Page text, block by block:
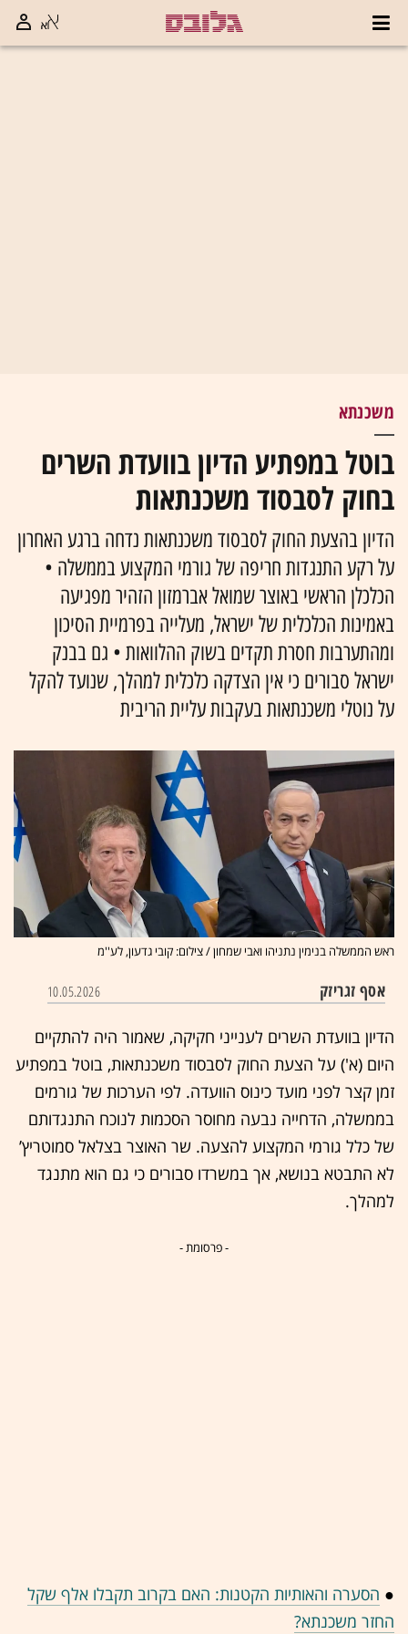
משכנתא
בוטל במפתיע הדיון בוועדת השרים
בחוק לסבסוד משכנתאות
הדיון בהצעת החוק לסבסוד משכנתאות נדחה ברגע האחרון
על רקע התנגדות חריפה של גורמי המקצוע בממשלה •
הכלכלן הראשי באוצר שמואל אברמזון הזהיר מפגיעה
באמינות הכלכלית של ישראל, מעלייה בפרמיית הסיכון
ומהתערבות חסרת תקדים בשוק ההלוואות • גם בבנק
ישראל סבורים כי אין הצדקה כלכלית למהלך, שנועד להקל
על נוטלי משכנתאות בעקבות עליית הריבית
ראש הממשלה בנימין נתניהו ואבי שמחון / צילום: קובי גדעון, לע''מ
אסף זגריזק 10.05.2026
הדיון בוועדת השרים לענייני חקיקה, שאמור היה להתקיים
היום (א') על הצעת החוק לסבסוד משכנתאות, בוטל במפתיע
זמן קצר לפני מועד כינוס הוועדה. לפי הערכות של גורמים
בממשלה, הדחייה נבעה מחוסר הסכמות לנוכח התנגדותם
של כלל גורמי המקצוע להצעה. שר האוצר בצלאל סמוטריץ’
לא התבטא בנושא, אך במשרדו סבורים כי גם הוא מתנגד
למהלך.
- פרסומת -
● הסערה והאותיות הקטנות: האם בקרוב תקבלו אלף שקל
החזר משכנתא?